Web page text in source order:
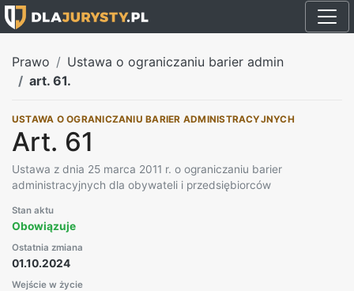
Prawo
Ustawa o ograniczaniu barier admin
art. 61.
USTAWA O OGRANICZANIU BARIER ADMINISTRACYJNYCH
Art. 61
Ustawa z dnia 25 marca 2011 r. o ograniczaniu barier
administracyjnych dla obywateli i przedsiębiorców
Stan aktu
Obowiązuje
Ostatnia zmiana
01.10.2024
Wejście w życie